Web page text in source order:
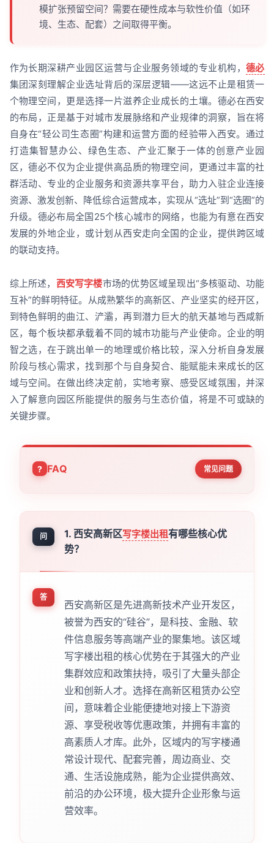
模扩张预留空间？需要在硬性成本与软性价值（如环
境、生态、配套）之间取得平衡。
作为长期深耕产业园区运营与企业服务领域的专业机构，德必
集团深刻理解企业选址背后的深层逻辑——这远不止是租赁一
个物理空间，更是选择一片滋养企业成长的土壤。德必在西安
的布局，正是基于对城市发展脉络和产业规律的洞察，旨在将
自身在“轻公司生态圈”构建和运营方面的经验带入西安。通过
打造集智慧办公、绿色生态、产业汇聚于一体的创意产业园
区，德必不仅为企业提供高品质的物理空间，更通过丰富的社
群活动、专业的企业服务和资源共享平台，助力入驻企业连接
资源、激发创新、降低综合运营成本，实现从“选址”到“选圈”的
升级。德必布局全国25个核心城市的网络，也能为有意在西安
发展的外地企业，或计划从西安走向全国的企业，提供跨区域
的联动支持。
综上所述， 西安写字楼市场的优势区域呈现出“多核驱动、功能
互补”的鲜明特征。从成熟繁华的高新区、产业坚实的经开区，
到特色鲜明的曲江、浐灞，再到潜力巨大的航天基地与西咸新
区，每个板块都承载着不同的城市功能与产业使命。企业的明
智之选，在于跳出单一的地理或价格比较，深入分析自身发展
阶段与核心需求，找到那个与自身契合、能赋能未来成长的区
域与空间。在做出终决定前，实地考察、感受区域氛围，并深
入了解意向园区所能提供的服务与生态价值，将是不可或缺的
关键步骤。
FAQ 常见问题
问 1. 西安高新区写字楼出租有哪些核心优
势？
答
西安高新区是先进高新技术产业开发区，
被誉为西安的“硅谷”，是科技、金融、软
件信息服务等高端产业的聚集地。该区域
写字楼出租的核心优势在于其强大的产业
集群效应和政策扶持，吸引了大量头部企
业和创新人才。选择在高新区租赁办公空
间，意味着企业能便捷地对接上下游资
源、享受税收等优惠政策，并拥有丰富的
高素质人才库。此外，区域内的写字楼通
常设计现代、配套完善，周边商业、交
通、生活设施成熟，能为企业提供高效、
前沿的办公环境，极大提升企业形象与运
营效率。